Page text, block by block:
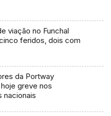
viação no Funchal
feridos, dois com
da Portway
greve nos
nacionais